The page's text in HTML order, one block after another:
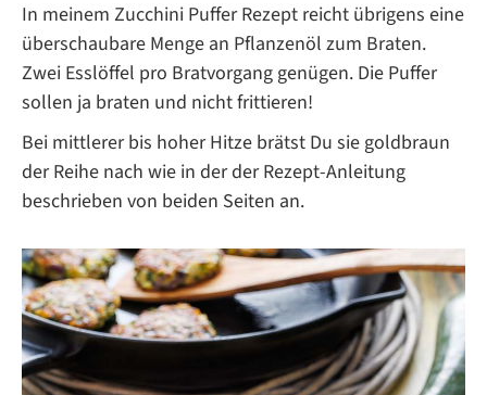
In meinem Zucchini Puffer Rezept reicht übrigens eine
überschaubare Menge an Pflanzenöl zum Braten.
Zwei Esslöffel pro Bratvorgang genügen. Die Puffer
sollen ja braten und nicht frittieren!
Bei mittlerer bis hoher Hitze brätst Du sie goldbraun
der Reihe nach wie in der der Rezept-Anleitung
beschrieben von beiden Seiten an.